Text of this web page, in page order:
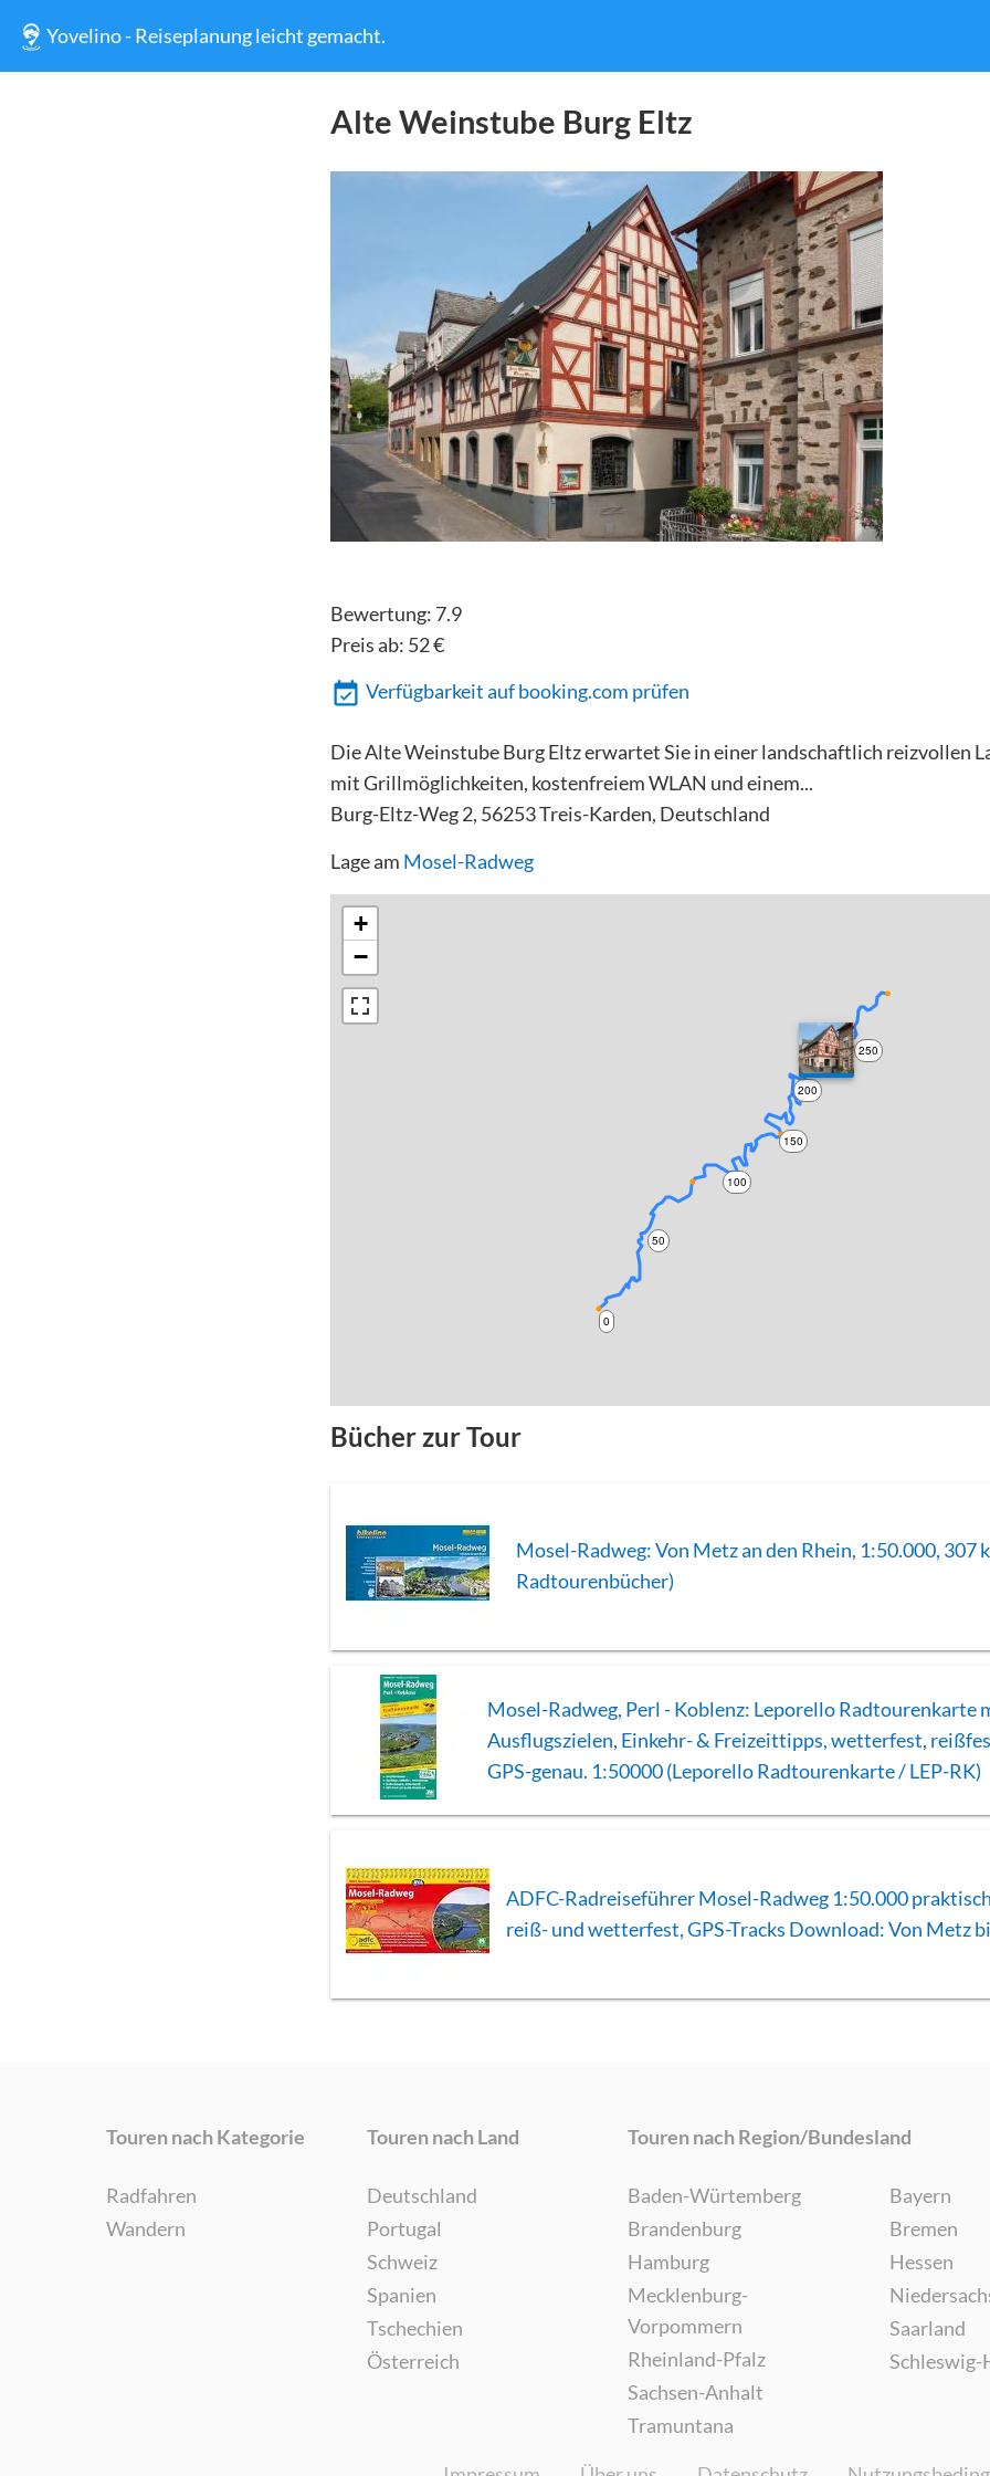
Yovelino - Reiseplanung leicht gemacht.
Alte Weinstube Burg Eltz
Bewertung: 7.9
Preis ab: 52€
Verfügbarkeit auf booking.com prüfen
Die Alte Weinstube Burg Eltz erwartet Sie in einer landschaftlich reizvollen
mit Grillmöglichkeiten, kostenfreiem WLAN und einem...
Burg-Eltz-Weg 2, 56253 Treis-Karden, Deutschland
Lage am Mosel-Radweg
0
50
100
150
200
250
+
−
Bücher zur Tour
Mosel-Radweg: Von Metz an den Rhein, 1:50.000, 307
Radtourenbücher)
Mosel-Radweg, Perl - Koblenz: Leporello Radtourenkarte
Ausflugszielen, Einkehr- & Freizeittipps, wetterfest,
GPS-genau. 1:50000 (Leporello Radtourenkarte / LEP-RK)
ADFC-Radreiseführer Mosel-Radweg 1:50.000
reiß- und wetterfest, GPS-Tracks Download: Von Metz
Touren nach Kategorie
Radfahren
Wandern
Touren nach Land
Deutschland
Portugal
Schweiz
Spanien
Tschechien
Österreich
Touren nach Region/Bundesland
Baden-Würtemberg
Brandenburg
Hamburg
Mecklenburg-
Vorpommern
Rheinland-Pfalz
Sachsen-Anhalt
Tramuntana
Bayern
Bremen
Hessen
Saarland